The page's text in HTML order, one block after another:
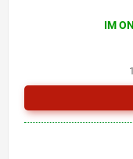
IM